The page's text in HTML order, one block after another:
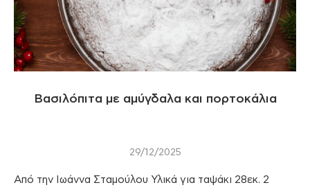
Βασιλόπιτα με αμύγδαλα και πορτοκάλια
29/12/2025
Από την Ιωάννα Σταμούλου Υλικά για ταψάκι 28εκ. 2